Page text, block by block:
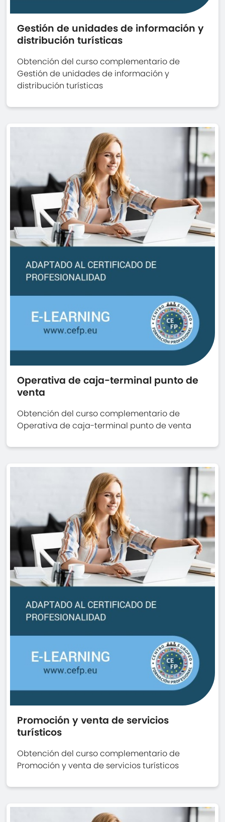
Gestión de unidades de información y
distribución turísticas
Obtención del curso complementario de
Gestión de unidades de información y
distribución turísticas
Operativa de caja-terminal punto de
venta
Obtención del curso complementario de
Operativa de caja-terminal punto de venta
Promoción y venta de servicios
turísticos
Obtención del curso complementario de
Promoción y venta de servicios turísticos